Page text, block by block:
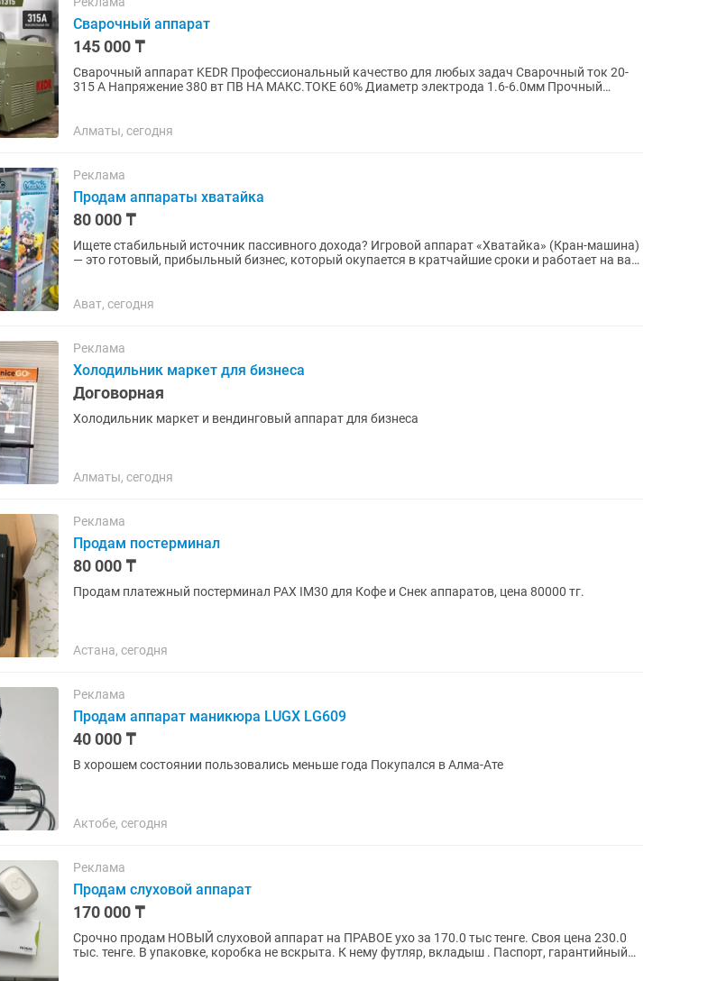
Сварочный аппарат
145 000 ₸
Сварочный аппарат KEDR Профессиональный качество для любых задач Сварочный ток 20-
315 А Напряжение 380 вт ПВ НА МАКС.ТОКЕ 60% Диаметр электрода 1.6-6.0мм Прочный
Алматы, сегодня
Реклама
Продам аппараты хватайка
80 000 ₸
Ищете стабильный источник пассивного дохода? Игровой аппарат «Хватайка» (Кран-машина)
— это готовый, прибыльный бизнес, который окупается в кратчайшие сроки и работает на вас
Ават, сегодня
Реклама
Холодильник маркет для бизнеса
Договорная
Холодильник маркет и вендинговый аппарат для бизнеса
Алматы, сегодня
Реклама
Продам постерминал
80 000 ₸
Продам платежный постерминал PAX IM30 для Кофе и Снек аппаратов, цена 80000 тг.
Астана, сегодня
Реклама
Продам аппарат маникюра LUGX LG609
40 000 ₸
В хорошем состоянии пользовались меньше года Покупался в Алма-Ате
Актобе, сегодня
Реклама
Продам слуховой аппарат
170 000 ₸
Срочно продам НОВЫЙ слуховой аппарат на ПРАВОЕ ухо за 170.0 тыс тенге. Своя цена 230.0
тыс. тенге. В упаковке, коробка не вскрыта. К нему футляр, вкладыш . Паспорт, гарантийный